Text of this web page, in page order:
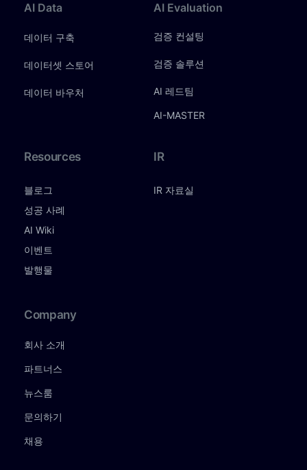
AI Data
데이터 구축
데이터셋 스토어
데이터 바우처
AI Evaluation
검증 컨설팅
검증 솔루션
AI 레드팀
AI-MASTER
Resources
블로그
성공 사례
AI Wiki
이벤트
발행물
IR
IR 자료실
Company
회사 소개
파트너스
뉴스룸
문의하기
채용